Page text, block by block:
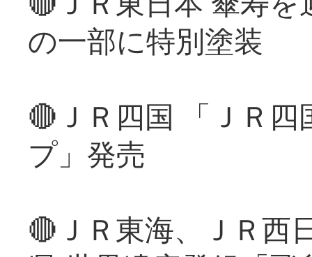
の一部に特別塗装
🔴ＪＲ四国 「ＪＲ
プ」発売
🔴ＪＲ東海、ＪＲ西